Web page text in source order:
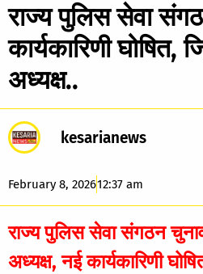
राज्य पुलिस सेवा
कार्यकारिणी घोषित,
अध्यक्ष..
kesarianews
February 8, 202612:37 am
राज्य पुलिस सेवा संगठन
अध्यक्ष, नई कार्यकारिणी